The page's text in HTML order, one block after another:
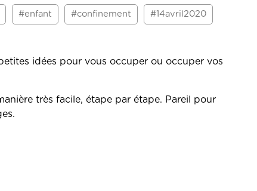
#enfant #confinement #14avril2020
idées pour vous occuper ou occuper vos
très facile, étape par étape. Pareil pour